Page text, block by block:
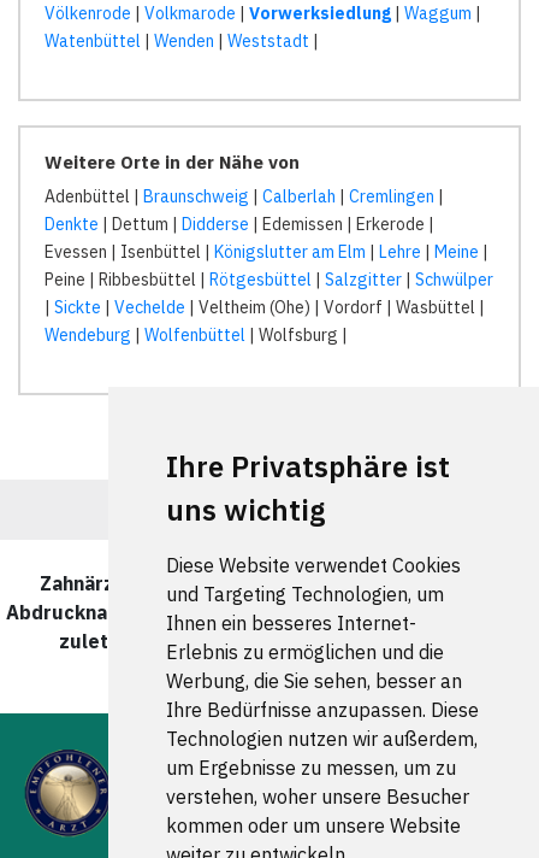
Ihre Privatsphäre ist
uns wichtig
Diese Website verwendet Cookies
und Targeting Technologien, um
Ihnen ein besseres Internet-
Erlebnis zu ermöglichen und die
Werbung, die Sie sehen, besser an
Ihre Bedürfnisse anzupassen. Diese
Technologien nutzen wir außerdem,
um Ergebnisse zu messen, um zu
verstehen, woher unsere Besucher
kommen oder um unsere Website
Völkenrode | Volkmarode | Vorwerksiedlung | Waggum |
Watenbüttel | Wenden | Weststadt |
Weitere Orte in der Nähe von
Adenbüttel | Braunschweig | Calberlah | Cremlingen |
Denkte | Dettum | Didderse | Edemissen | Erkerode |
Evessen | Isenbüttel | Königslutter am Elm | Lehre | Meine |
Peine | Ribbesbüttel | Rötgesbüttel | Salzgitter | Schwülper
| Sickte | Vechelde | Veltheim (Ohe) | Vordorf | Wasbüttel |
Wendeburg | Wolfenbüttel | Wolfsburg |
Zahnärzte und Zahnärztinnen für berührungslose
Abdrucknahme in Braunschweig Vorwerksiedlung wurde
zuletzt am 08. August 2026 um 00:00:08 Uhr
aktualisiert.